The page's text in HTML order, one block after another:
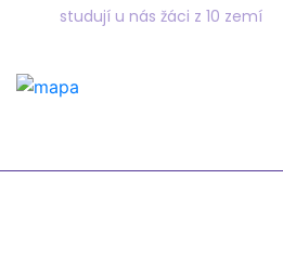
studují u nás žáci z 10 zemí